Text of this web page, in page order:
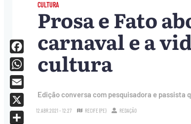
CULTURA
Prosa e Fato
carnaval e a
cultura
Edição conversa com pesquisadora e passista
12.ABR.2021 - 12:27 RECIFE (PE) REDAÇÃO
Facebook
WhatsApp
Email
X